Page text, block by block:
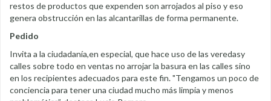
restos de productos que expenden son arrojados al piso y eso
genera obstrucción en las alcantarillas de forma permanente.
Pedido
Invita a la ciudadanía,en especial, que hace uso de las veredasy
calles sobre todo en ventas no arrojar la basura en las calles sino
en los recipientes adecuados para este fin. "Tengamos un poco de
conciencia para tener una ciudad mucho más limpia y menos